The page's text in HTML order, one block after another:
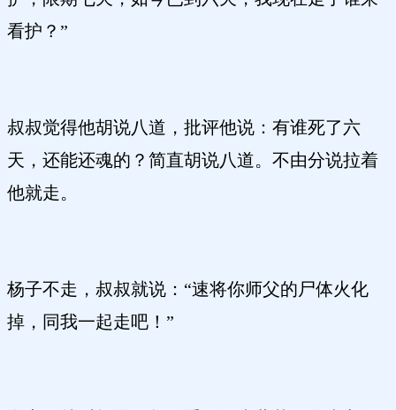
看护？”
叔叔觉得他胡说八道，批评他说：有谁死了六
天，还能还魂的？简直胡说八道。不由分说拉着
他就走。
杨子不走，叔叔就说：“速将你师父的尸体火化
掉，同我一起走吧！”